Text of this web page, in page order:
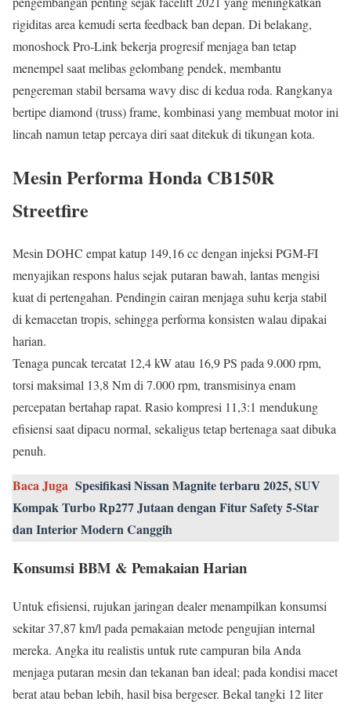
rigiditas area kemudi serta feedback ban depan. Di belakang,
monoshock Pro‑Link bekerja progresif menjaga ban tetap
menempel saat melibas gelombang pendek, membantu
pengereman stabil bersama wavy disc di kedua roda. Rangkanya
bertipe diamond (truss) frame, kombinasi yang membuat motor ini
lincah namun tetap percaya diri saat ditekuk di tikungan kota.
Mesin Performa Honda CB150R
Streetfire
Mesin DOHC empat katup 149,16 cc dengan injeksi PGM‑FI
menyajikan respons halus sejak putaran bawah, lantas mengisi
kuat di pertengahan. Pendingin cairan menjaga suhu kerja stabil
di kemacetan tropis, sehingga performa konsisten walau dipakai
harian.
Tenaga puncak tercatat 12,4 kW atau 16,9 PS pada 9.000 rpm,
torsi maksimal 13,8 Nm di 7.000 rpm, transmisinya enam
percepatan bertahap rapat. Rasio kompresi 11,3:1 mendukung
efisiensi saat dipacu normal, sekaligus tetap bertenaga saat dibuka
penuh.
Baca Juga Spesifikasi Nissan Magnite terbaru 2025, SUV
Kompak Turbo Rp277 Jutaan dengan Fitur Safety 5-Star
dan Interior Modern Canggih
Konsumsi BBM & Pemakaian Harian
Untuk efisiensi, rujukan jaringan dealer menampilkan konsumsi
sekitar 37,87 km/l pada pemakaian metode pengujian internal
mereka. Angka itu realistis untuk rute campuran bila Anda
menjaga putaran mesin dan tekanan ban ideal; pada kondisi macet
berat atau beban lebih, hasil bisa bergeser. Bekal tangki 12 liter